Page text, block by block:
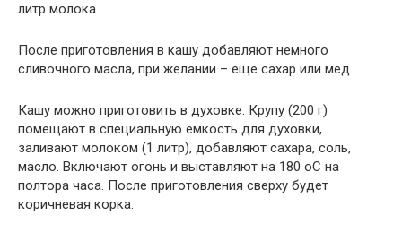
литр молока.
После приготовления в кашу добавляют немного
сливочного масла, при желании – еще сахар или мед.
Кашу можно приготовить в духовке. Крупу (200 г)
помещают в специальную емкость для духовки,
заливают молоком (1 литр), добавляют сахара, соль,
масло. Включают огонь и выставляют на 180 оС на
полтора часа. После приготовления сверху будет
коричневая корка.